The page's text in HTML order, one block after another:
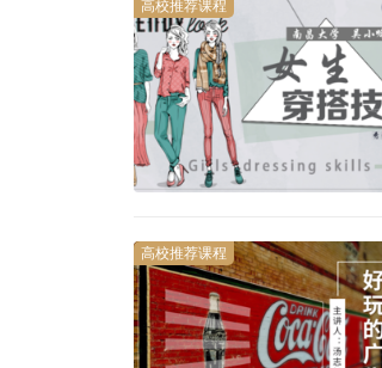
高校推荐课程
高校推荐课程